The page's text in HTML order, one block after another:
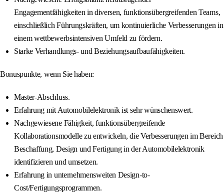
Engagementfähigkeiten in diversen, funktionsübergreifenden Teams,
einschließlich Führungskräften, um kontinuierliche Verbesserungen in
einem wettbewerbsintensiven Umfeld zu fördern.
Starke Verhandlungs- und Beziehungsaufbaufähigkeiten.
Bonuspunkte, wenn Sie haben:
Master-Abschluss.
Erfahrung mit Automobilelektronik ist sehr wünschenswert.
Nachgewiesene Fähigkeit, funktionsübergreifende
Kollaborationsmodelle zu entwickeln, die Verbesserungen im Bereich
Beschaffung, Design und Fertigung in der Automobilelektronik
identifizieren und umsetzen.
Erfahrung in unternehmensweiten Design-to-
Cost/Fertigungsprogrammen.